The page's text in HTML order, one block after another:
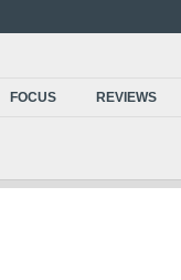
FOCUS REVIEWS